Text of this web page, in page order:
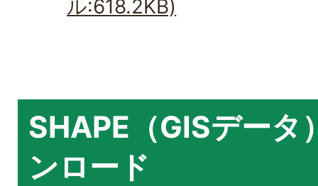
ル:618.2KB)
SHAPE（GISデータ
ンロード